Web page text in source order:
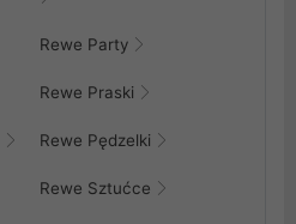
Rewe Party
Rewe Praski
Rewe Pędzelki
Rewe Sztućce